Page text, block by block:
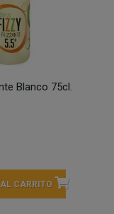
Blanco 75cl.
CARRITO